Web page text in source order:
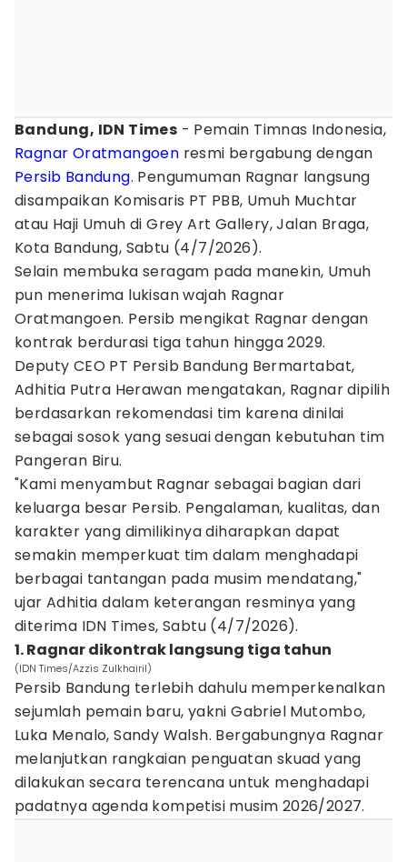
Bandung, IDN Times - Pemain Timnas Indonesia,
Ragnar Oratmangoen resmi bergabung dengan
Persib Bandung. Pengumuman Ragnar langsung
disampaikan Komisaris PT PBB, Umuh Muchtar
atau Haji Umuh di Grey Art Gallery, Jalan Braga,
Kota Bandung, Sabtu (4/7/2026).
Selain membuka seragam pada manekin, Umuh
pun menerima lukisan wajah Ragnar
Oratmangoen. Persib mengikat Ragnar dengan
kontrak berdurasi tiga tahun hingga 2029.
Deputy CEO PT Persib Bandung Bermartabat,
Adhitia Putra Herawan mengatakan, Ragnar dipilih
berdasarkan rekomendasi tim karena dinilai
sebagai sosok yang sesuai dengan kebutuhan tim
Pangeran Biru.
"Kami menyambut Ragnar sebagai bagian dari
keluarga besar Persib. Pengalaman, kualitas, dan
karakter yang dimilikinya diharapkan dapat
semakin memperkuat tim dalam menghadapi
berbagai tantangan pada musim mendatang,"
ujar Adhitia dalam keterangan resminya yang
diterima IDN Times, Sabtu (4/7/2026).
1. Ragnar dikontrak langsung tiga tahun
(IDN Times/Azzis Zulkhairil)
Persib Bandung terlebih dahulu memperkenalkan
sejumlah pemain baru, yakni Gabriel Mutombo,
Luka Menalo, Sandy Walsh. Bergabungnya Ragnar
melanjutkan rangkaian penguatan skuad yang
dilakukan secara terencana untuk menghadapi
padatnya agenda kompetisi musim 2026/2027.